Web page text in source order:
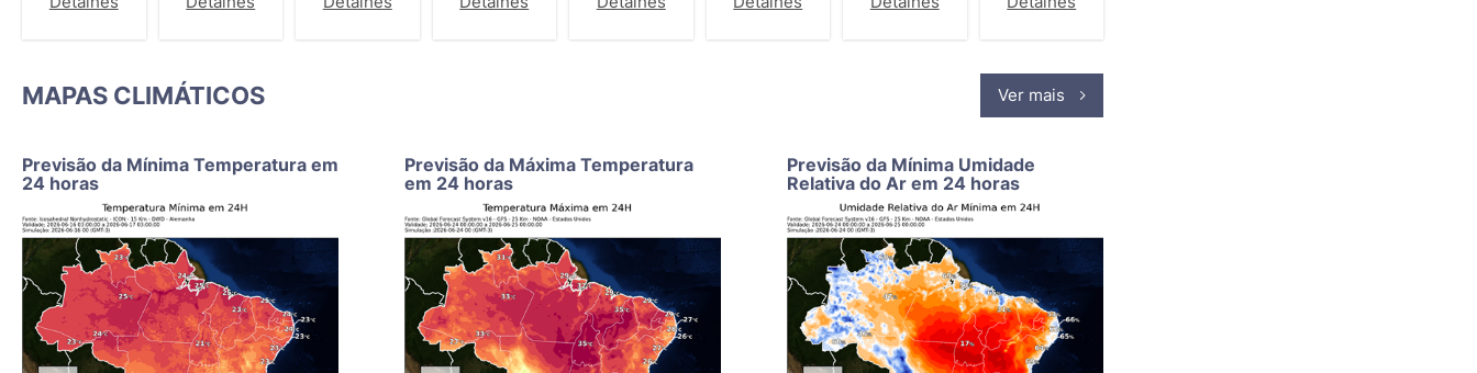
MAPAS CLIMÁTICOS Ver mais
Previsão da Mínima Temperatura em
24 horas
Previsão da Máxima Temperatura
em 24 horas
Previsão da Mínima Umidade
Relativa do Ar em 24 horas